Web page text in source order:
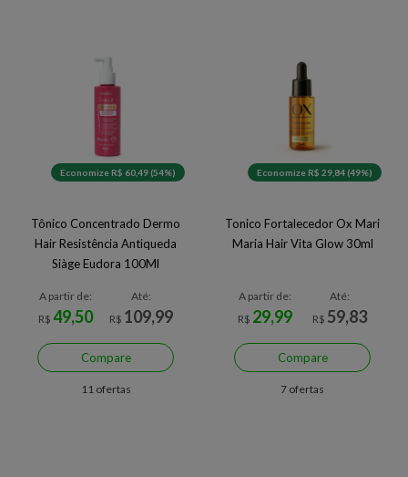
Economize R$ 60,49 (54%)
Tônico Concentrado Dermo
Hair Resistência Antiqueda
Siàge Eudora 100Ml
A partir de:
R$ 49,50
Até:
R$ 109,99
Compare
11 ofertas
Economize R$ 29,84 (49%)
Tonico Fortalecedor Ox Mari
Maria Hair Vita Glow 30ml
A partir de:
R$ 29,99
Até:
R$ 59,83
Compare
7 ofertas